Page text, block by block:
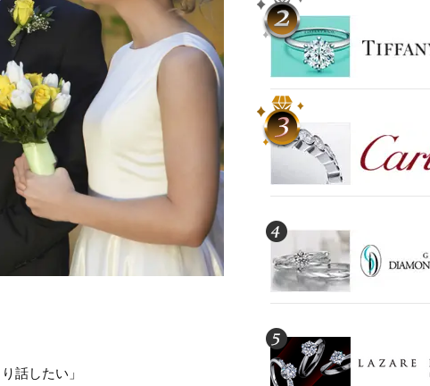
話したい」